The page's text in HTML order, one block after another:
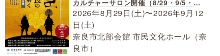
カルチャーサロン開催（8/29・9/5・
9/12）
2026年8月29日(土)〜2026年9月12
日(土)
奈良市北部会館 市民文化ホール（奈
良市）